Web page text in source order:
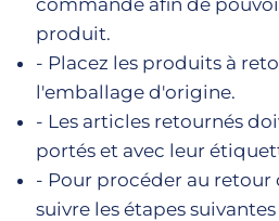
commande afin de
produit.
- Placez les produits à
l'emballage d'origine.
- Les articles retournés
portés et avec leur
- Pour procéder au retour
suivre les étapes suivantes